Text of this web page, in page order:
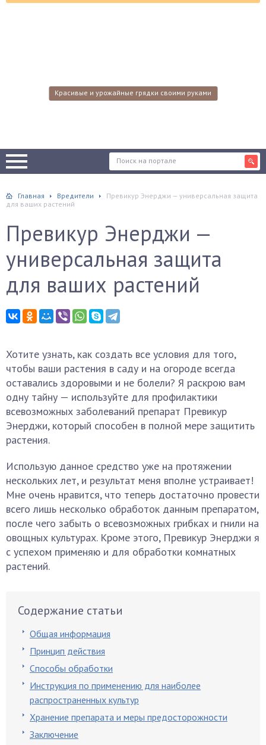
Красивые и урожайные грядки своими руками
Главная Вредители
Превикур Энерджи — универсальная защита
для ваших растений
Превикур Энерджи —
универсальная защита
для ваших растений
Хотите узнать, как создать все условия для того,
чтобы ваши растения в саду и на огороде всегда
оставались здоровыми и не болели? Я раскрою вам
одну тайну — используйте для профилактики
всевозможных заболеваний препарат Превикур
Энерджи, который способен в полной мере защитить
растения.
Использую данное средство уже на протяжении
нескольких лет, и результат меня вполне устраивает!
Мне очень нравится, что теперь достаточно провести
всего лишь несколько обработок данным препаратом,
после чего забыть о всевозможных грибках и гнили на
овощных культурах. Кроме этого, Превикур Энерджи я
с успехом применяю и для обработки комнатных
растений.
Содержание статьи
Общая информация
Принцип действия
Способы обработки
Инструкция по применению для наиболее
распространенных культур
Хранение препарата и меры предосторожности
Заключение